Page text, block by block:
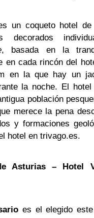
un coqueto hotel
decorados
, basada en la
en cada rincón del
en la que hay un
la noche. El hotel
población
merece la pena
y formaciones
hotel en trivago.es.
Asturias – Hotel
es el elegido